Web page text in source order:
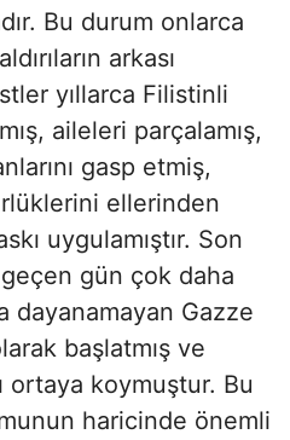
Bu durum onlarca
arkası
yıllarca Filistinli
aileleri parçalamış,
gasp etmiş,
ellerinden
uygulamıştır. Son
gün çok daha
dayanamayan Gazze
başlatmış ve
ortaya koymuştur. Bu
haricinde önemli